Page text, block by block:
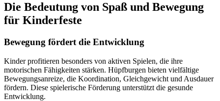
Die Bedeutung von Spaß und Bewegung
für Kinderfeste
Bewegung fördert die Entwicklung
Kinder profitieren besonders von aktiven Spielen, die ihre
motorischen Fähigkeiten stärken. Hüpfburgen bieten vielfältige
Bewegungsanreize, die Koordination, Gleichgewicht und Ausdauer
fördern. Diese spielerische Förderung unterstützt die gesunde
Entwicklung.